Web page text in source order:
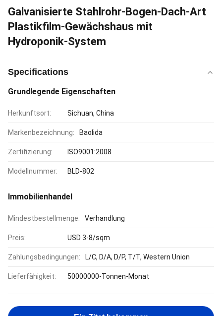
Galvanisierte Stahlrohr-Bogen-Dach-Art
Plastikfilm-Gewächshaus mit
Hydroponik-System
Specifications
Grundlegende Eigenschaften
Herkunftsort: Sichuan, China
Markenbezeichnung: Baolida
Zertifizierung: ISO9001:2008
Modellnummer: BLD-802
Immobilienhandel
Mindestbestellmenge: Verhandlung
Preis: USD 3-8/sqm
Zahlungsbedingungen: L/C, D/A, D/P, T/T, Western Union
Lieferfähigkeit: 50000000-Tonnen-Monat